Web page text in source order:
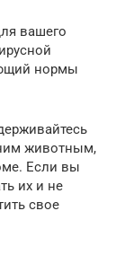
вашего
нормы
животным,
Если вы
их и не
свое